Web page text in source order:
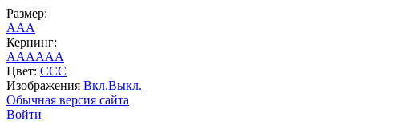
Размер:
AAA
Кернинг:
AAAAAA
Цвет: CCC
Изображения Вкл.Выкл.
Обычная версия сайта
Войти